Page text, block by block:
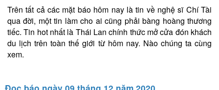
Trên tất cả các mặt báo hôm nay là tin về nghệ sĩ Chí Tài
qua đời, một tin làm cho ai cũng phải bàng hoàng thương
tiếc. Tin hot nhất là Thái Lan chính thức mở cửa đón khách
du lịch trên toàn thế giới từ hôm nay. Nào chúng ta cùng
xem.